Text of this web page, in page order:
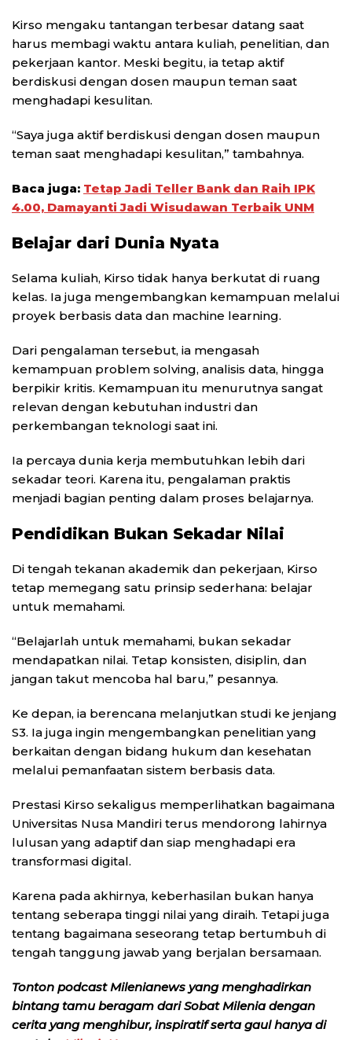
Kirso mengaku tantangan terbesar datang saat
harus membagi waktu antara kuliah, penelitian, dan
pekerjaan kantor. Meski begitu, ia tetap aktif
berdiskusi dengan dosen maupun teman saat
menghadapi kesulitan.
“Saya juga aktif berdiskusi dengan dosen maupun
teman saat menghadapi kesulitan,” tambahnya.
Baca juga: Tetap Jadi Teller Bank dan Raih IPK
4.00, Damayanti Jadi Wisudawan Terbaik UNM
Belajar dari Dunia Nyata
Selama kuliah, Kirso tidak hanya berkutat di ruang
kelas. Ia juga mengembangkan kemampuan melalui
proyek berbasis data dan machine learning.
Dari pengalaman tersebut, ia mengasah
kemampuan problem solving, analisis data, hingga
berpikir kritis. Kemampuan itu menurutnya sangat
relevan dengan kebutuhan industri dan
perkembangan teknologi saat ini.
Ia percaya dunia kerja membutuhkan lebih dari
sekadar teori. Karena itu, pengalaman praktis
menjadi bagian penting dalam proses belajarnya.
Pendidikan Bukan Sekadar Nilai
Di tengah tekanan akademik dan pekerjaan, Kirso
tetap memegang satu prinsip sederhana: belajar
untuk memahami.
“Belajarlah untuk memahami, bukan sekadar
mendapatkan nilai. Tetap konsisten, disiplin, dan
jangan takut mencoba hal baru,” pesannya.
Ke depan, ia berencana melanjutkan studi ke jenjang
S3. Ia juga ingin mengembangkan penelitian yang
berkaitan dengan bidang hukum dan kesehatan
melalui pemanfaatan sistem berbasis data.
Prestasi Kirso sekaligus memperlihatkan bagaimana
Universitas Nusa Mandiri terus mendorong lahirnya
lulusan yang adaptif dan siap menghadapi era
transformasi digital.
Karena pada akhirnya, keberhasilan bukan hanya
tentang seberapa tinggi nilai yang diraih. Tetapi juga
tentang bagaimana seseorang tetap bertumbuh di
tengah tanggung jawab yang berjalan bersamaan.
Tonton podcast Milenianews yang menghadirkan
bintang tamu beragam dari Sobat Milenia dengan
cerita yang menghibur, inspiratif serta gaul hanya di